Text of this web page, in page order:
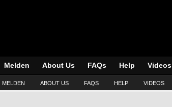
Melden About Us FAQs Help Videos
MELDEN ABOUT US FAQS HELP VIDEOS